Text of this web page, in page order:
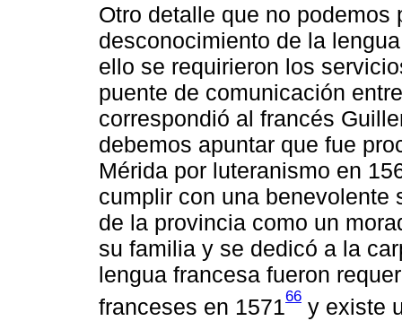
Otro detalle que no
desconocimiento de la
ello se requirieron los
puente de comunicación
correspondió al francés
debemos apuntar que fue
Mérida por luteranismo en
cumplir con una benevolente
de la provincia como un
su familia y se dedicó a la
lengua francesa fueron
franceses en 157166 y existe